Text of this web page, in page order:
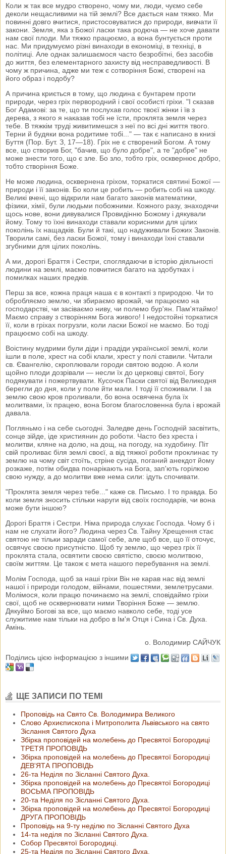
Коли ж так все мудро створено, чому ми, люди, чуємо себе
деколи нещасливими на тій землі? Все дається нам тяжко. Ми
повинні довго вчитися, пристосовуватися до природи, вивчати її
закони. Земля, яка з Божої ласки така родюча — не хоче давати
нам свої плоди. Ми тяжко працюємо, а вона бунтується проти
нас. Ми придумуємо різні винаходи в економіці, в техніці, в
політиці. Але однак залишаємося часто безробітні, без засобів
до життя, без елементарного захисту від несправедливості. В
чому ж причина, адже ми теж є сотворіння Божі, створені на
його образ і подобу?
А причина криється в тому, що людина є бунтарем проти
природи, через гріх первородний і свої особисті гріхи. "І сказав
Бог Адамові: за те, що ти послухав голос твоєї жінки і їв з
дерева, з якого я наказав тобі не їсти, проклята земля через
тебе. В тяжкім труді живитимешся з неї по всі дні життя твого.
Терни й будяки вона родитиме тобі..." — так є написано в книзі
Буття (Пор. Бут. З, 17—18). Гріх не є створений Богом. А тому
все, що створив Бог, "бачив, що було добре", а те "добре" не
може знести того, що є зле. Бо зло, тобто гріх, осквернює добро,
тобто створіння Боже.
Не може людина, осквернена гріхом, торкатися святині Божої —
природи і її законів. Бо коли це робить — робить собі на шкоду.
Великі вчені, що відкрили нам багато законів математики,
фізики, хімії, були людьми побожними. Кожного разу, знаходячи
щось нове, вони дивувалися Провидінню Божому і дякували
йому. Тому то їхні винаходи ставали корисними для цілих
поколінь їх нащадків. Були й такі, що надуживали Божих Законів.
Творили самі, без ласки Божої, тому і винаходи їхні ставали
згубними для цілих поколінь.
А ми, дорогі Браття і Сестри, споглядаючи в історію діяльності
людини на землі, маємо повчитися багато на здобутках і
помилках наших предків.
Перш за все, кожна праця наша є в контакті з природою. Чи то
обробляємо землю, чи збираємо врожай, чи працюємо на
господарстві, чи засіваємо ниву, чи полемо бур'ян. Пам'ятаймо!
Маємо справу з створінням Бога живого! І недостойні торкатися
її, коли в гріхах погрузли, коли ласки Божої не маємо. Бо тоді
працюємо собі на шкоду.
Воістину мудрими були діди і прадіди української землі, коли
ішли в поле, хрест на собі клали, хрест у полі ставили. Читали
св. Євангелію, скроплювали городи святою водою. А коли
щойно плоди дозрівали — несли їх до церковці святої, Богу
подякувати і пожертвувати. Кусочок Паски святої від Великодня
берегли до дня, коли у поле йти мали. І тоді її споживали. І за
землю свою кров проливали, бо вона освячена була їх
молитвами, їх працею, вона Богом благословенна була і врожай
давала.
Погляньмо і на себе сьогодні. Заледве день Господній засвітить,
сонце зійде, іде християнин до роботи. Часто без хреста і
молитви, кляне на долю, на дощ, на погоду, на худобину. Піт
свій проливає біля землі своєї, а від тяжкої роботи проклинає ту
землю на чому світ стоїть, стріне сусіда, поганий анекдот йому
розкаже, потім обидва понарікають на Бога, зап'ють горілкою
свою нужду, а до молитви вже нема сили: ідуть спочивати.
"Проклята земля через тебе..." каже св. Письмо. І то правда. Бо
коли земля зносить стільки наруги від своїх господарів, чи вона
може бути іншою?
Дорогі Браття і Сестри. Німа природа слухає Господа. Чому б і
нам не слухати його? Людина через Св. Тайну Хрещення стає
святою не тільки заради самої себе, але щоб все, що її оточує,
освячує своєю присутністю. Щоб ту землю, що через гріх її
проклята стала, освятити своєю святістю, своєю молитвою,
своїм життям. Це також є мета нашого перебування на землі.
Молім Господа, щоб за наші гріхи Він не карав нас від землі
нашої і природи голодом, війнами, пошестями, землетрусами.
Молімося, коли працю починаємо на землі, сповідаймо гріхи
свої, щоб не осквернювати ними Творіння Боже — землю.
Дякуймо Богові за все, що маємо навколо себе, тоді усе
служитиме нам тільки на добро в Ім'я Отця і Сина і Св. Духа.
Амінь.
о. Володимир САЙЧУК
Поділись цією інформацією з іншими
ЩЕ ЗАПИСИ ПО ТЕМІ
Проповідь на Свято Св. Володимира Великого
Слово Архиєпископа і Митрополита Львівського на свято
Зіслання Святого Духа
Збірка проповідей на молебень до Пресвятої Богородиці
ТРЕТЯ ПРОПОВІДЬ
Збірка проповідей на молебень до Пресвятої Богородиці
ДЕВ'ЯТА ПРОПОВІДЬ
26-та Неділя по Зісланні Святого Духа.
Збірка проповідей на молебень до Пресвятої Богородиці
ВОСЬМА ПРОПОВІДЬ
20-та Неділя по Зісланні Святого Духа.
Збірка проповідей на молебень до Пресвятої Богородиці
ДРУГА ПРОПОВІДЬ
Проповідь на 9-ту неділю по Зісланні Святого Духа
14-та неділя по Зісланні Святого Духа.
Собор Пресвятої Богородиці.
25-та Неділя по Зісланні Святого Духа.